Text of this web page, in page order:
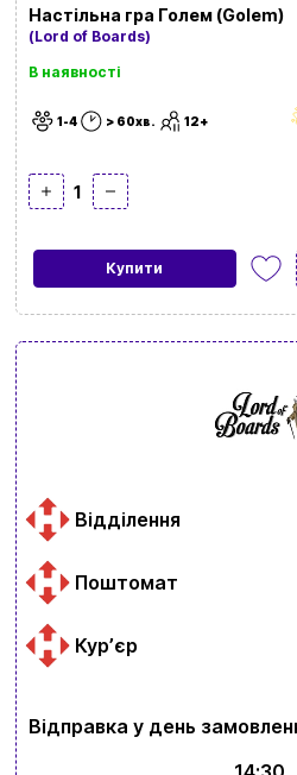
Настільна гра Голем (Golem)
(Lord of Boards)
В наявності
1-4 > 60хв. 12+
1
Купити
Відділення
Поштомат
Курʼєр
Відправка у день